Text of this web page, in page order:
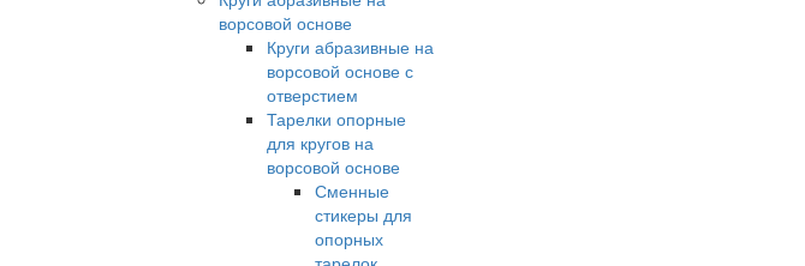
ворсовой основе
Круги абразивные на
ворсовой основе с
отверстием
Тарелки опорные
для кругов на
ворсовой основе
Сменные
стикеры для
опорных